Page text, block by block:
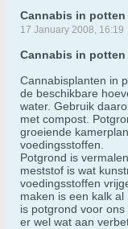
Cannabis in potten
17 January 2008, 16:19
Cannabis in potten
Cannabisplanten in
de beschikbare
water. Gebruik
met compost.
groeiende
voedingsstoffen.
Potgrond is
meststof is wat
voedingsstoffen
maken is een kalk
is potgrond voor
er wel wat aan